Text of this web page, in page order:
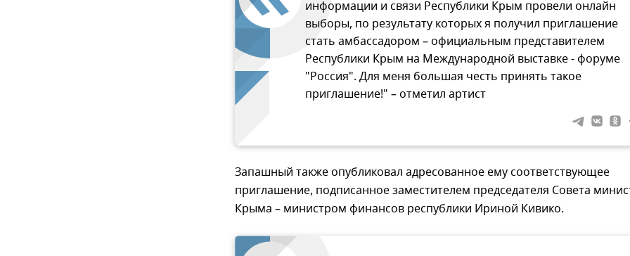
информации и связи Республики Крым провели онлайн
выборы, по результату которых я получил приглашение
стать амбассадором – официальным представителем
Республики Крым на Международной выставке - форуме
"Россия". Для меня большая честь принять такое
приглашение!" – отметил артист
Запашный также опубликовал адресованное ему соответствующее
приглашение, подписанное заместителем председателя Совета
Крыма – министром финансов республики Ириной Кивико.